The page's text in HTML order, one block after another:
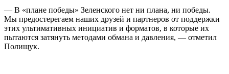
— В «плане победы» Зеленского нет ни плана, ни победы.
Мы предостерегаем наших друзей и партнеров от поддержки
этих ультимативных инициатив и форматов, в которые их
пытаются затянуть методами обмана и давления, — отметил
Полищук.